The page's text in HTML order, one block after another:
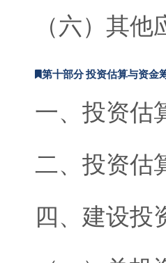
（六）其
第十部分 投资估算与资金
一、投资估
二、投资估
四、建设投